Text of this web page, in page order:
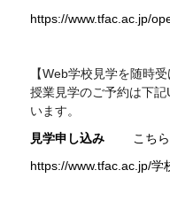
https://www.tfac.ac.jp/
【Web学校見学を随時
授業見学のご予約は下記
います。
見学申し込み
こちら
https://www.tfac.ac.jp/学